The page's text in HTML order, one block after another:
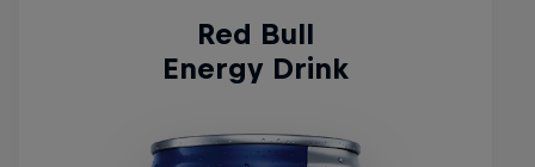
Red Bull
Energy Drink